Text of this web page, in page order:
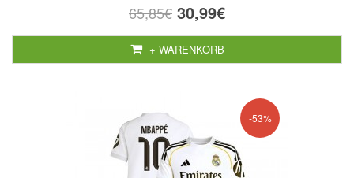
65,85€ 30,99€
+ WARENKORB
-53%